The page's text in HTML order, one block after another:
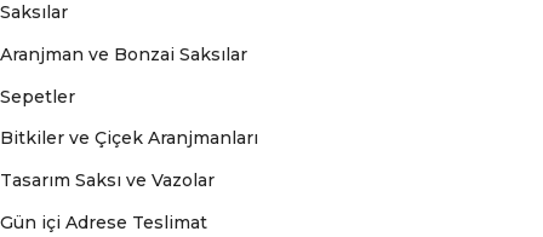
Saksılar
Aranjman ve Bonzai Saksılar
Sepetler
Bitkiler ve Çiçek Aranjmanları
Tasarım Saksı ve Vazolar
Gün içi Adrese Teslimat